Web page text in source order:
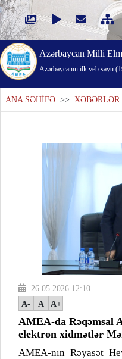
Azərbaycan Milli
Azərbaycanın ilk veb saytı
ANA SƏHİFƏ >> XƏBƏRLƏR
26.05.2026 12:10
A-
A A+
AMEA-da Rəqəmsal
elektron xidmətlər
AMEA-nın Rəyasət